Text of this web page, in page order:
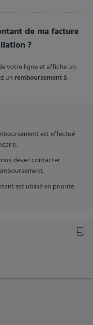
de ma facture
?
votre ligne et affiche un
un remboursement à
est effectué
devez contacter
est utilisé en priorité